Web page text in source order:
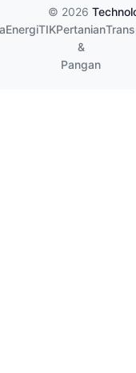
© 2026
EnergiTIKPertanian
&
Pangan